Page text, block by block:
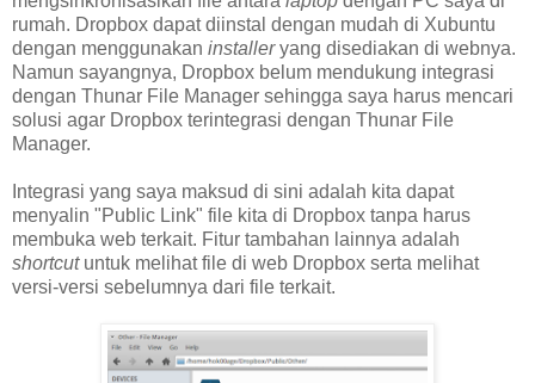
rumah. Dropbox dapat diinstal dengan mudah di Xubuntu
dengan menggunakan installeryang disediakan di webnya.
Namun sayangnya, Dropbox belum mendukung integrasi
dengan Thunar File Manager sehingga saya harus mencari
solusi agar Dropbox terintegrasi dengan Thunar File
Manager.
Integrasi yang saya maksud di sini adalah kita dapat
menyalin "Public Link" file kita di Dropbox tanpa harus
membuka web terkait. Fitur tambahan lainnya adalah
shortcutuntuk melihat file di web Dropbox serta melihat
versi-versi sebelumnya dari file terkait.